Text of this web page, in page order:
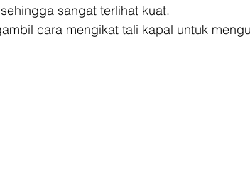
sangat terlihat kuat.
cara mengikat tali kapal untuk